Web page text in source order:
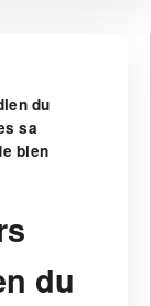
du
sa
bien
du